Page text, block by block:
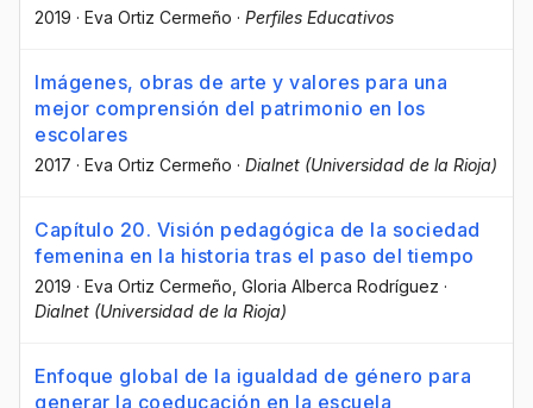
2019 · Eva Ortiz Cermeño · Perfiles Educativos
Imágenes, obras de arte y valores para una
mejor comprensión del patrimonio en los
escolares
2017 · Eva Ortiz Cermeño · Dialnet (Universidad de la Rioja)
Capítulo 20. Visión pedagógica de la sociedad
femenina en la historia tras el paso del tiempo
2019 · Eva Ortiz Cermeño , Gloria Alberca Rodríguez ·
Dialnet (Universidad de la Rioja)
Enfoque global de la igualdad de género para
generar la coeducación en la escuela